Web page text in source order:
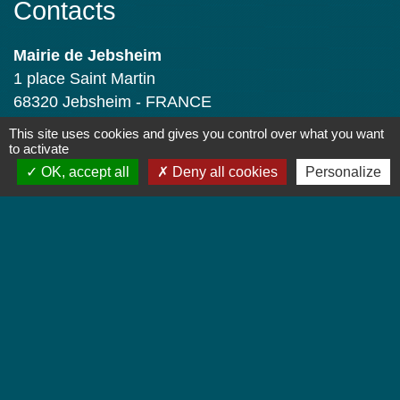
Contacts
Mairie de Jebsheim
1 place Saint Martin
68320 Jebsheim - FRANCE
Contact par formulaire
Horaires d'ouverture
This site uses cookies and gives you control over what you want
to activate
OK, accept all
Deny all cookies Personalize